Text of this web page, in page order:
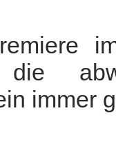
immer